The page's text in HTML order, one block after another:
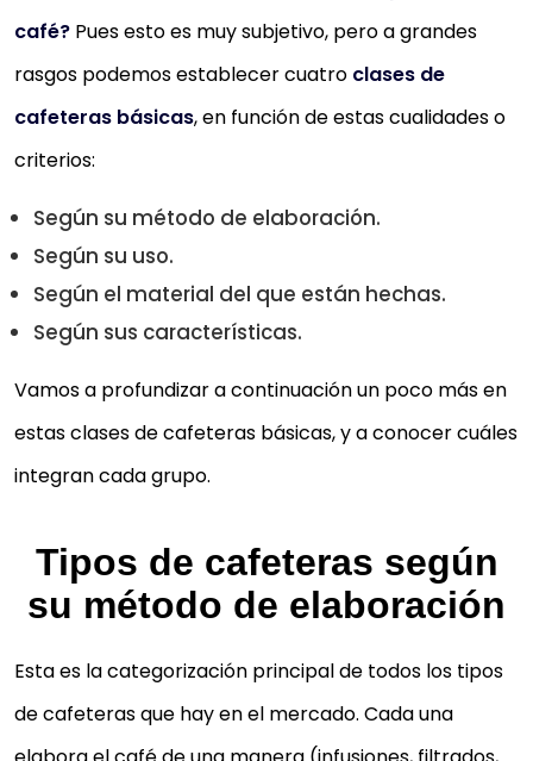
café? Pues esto es muy subjetivo, pero a grandes
rasgos podemos establecer cuatro clases de
cafeteras básicas, en función de estas cualidades o
criterios:
Según su método de elaboración.
Según su uso.
Según el material del que están hechas.
Según sus características.
Vamos a profundizar a continuación un poco más en
estas clases de cafeteras básicas, y a conocer cuáles
integran cada grupo.
Tipos de cafeteras según
su método de elaboración
Esta es la categorización principal de todos los tipos
de cafeteras que hay en el mercado. Cada una